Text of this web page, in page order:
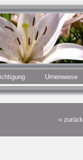
Urnenwiese
« zurück